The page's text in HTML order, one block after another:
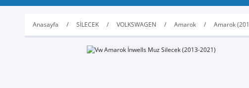
Anasayfa SİLECEK VOLKSWAGEN Amarok Amarok